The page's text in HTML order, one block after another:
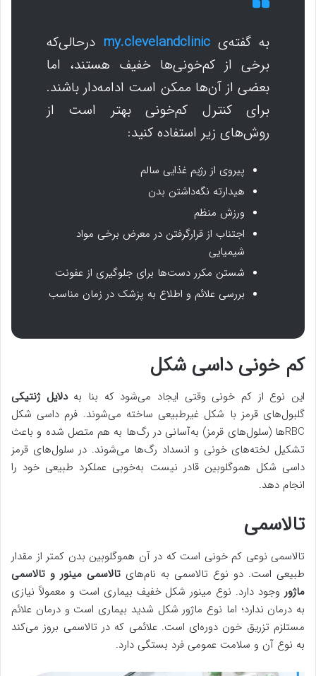
به گفته‌ی my.clevelandclinic درحالی‌که
برخی از کم‌خونی‌ها خفیف هستند، اما
بعضی از آن‌ها ممکن است ادامه‌دار باشند.
برای کنترل کم‌خونی بهتر است از
روش‌های زیر استفاده کنید:
پیروی از رژیم غذایی سالم
هیدارته نگه‌داشتن بدن
ورزش منظم
اجتناب از قرارگرفتن در معرض برخی مواد
شیمیایی
شستن مکرر دست‌ها برای جلوگیری از عفونت
بررسی علائم و اطلاع به پزشک در زمان مناسب
کم خونی داسی شکل
این نوع از کم خونی وقتی ایجاد می‌شود که بنا بهدلایل ژنتیکی
گلبول‌های قرمز با شکل غیرطبیعی ساخته می‌شوند. فرم داسی شکل
RBCها (سلول‌های قرمز) به‌آسانی در رگ‌ها به هم متصل شده و باعث
تشکیل لخته‌های خونی و انسداد رگ‌ها می‌شوند. در سلول‌های قرمز
داسی شکل هموگلوبین قادر نیست به‌خوبی عملکرد طبیعی خود را
انجام دهد.
تالاسمی
تالاسمی نوعی کم خونی است که در آن هموگلوبین بدن کمتر از مقدار
طبیعی است. دو نوع تالاسمی به نام‌های تالاسمی مینور و تالاسمی
ماژور وجود دارد. نوع مینور شکل خفیف بیماری است و معمولاً نیازی
به درمان ندارد؛ اما نوع ماژور شکل شدید بیماری است و درمان علائم
مستلزم تزریق خون دوره‌ای است. علائمی که در تالاسمی بروز می‌کند
به نوع آن و سلامت عمومی فرد بستگی دارد.